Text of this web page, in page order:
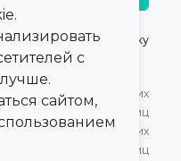
— 2026,ПроКлинику
Оферта для Юридических
лиц
Оферта для Физических
лиц
с
сайтом,